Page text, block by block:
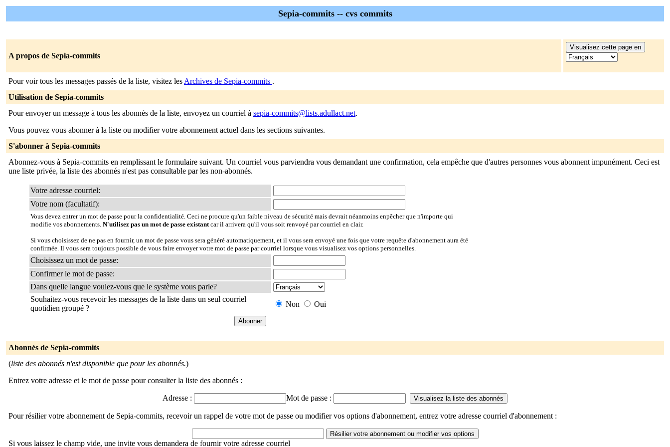
Sepia-commits -- cvs commits
A propos de Sepia-commits
Pour voir tous les messages passés de la liste, visitez les Archives de Sepia-commits .
Utilisation de Sepia-commits
Pour envoyer un message à tous les abonnés de la liste, envoyez un courriel à sepia-commits@lists.adullact.net.
Vous pouvez vous abonner à la liste ou modifier votre abonnement actuel dans les sections suivantes.
S'abonner à Sepia-commits
Abonnez-vous à Sepia-commits en remplissant le formulaire suivant. Un courriel vous parviendra vous demandant une confirmation, cela empêche que d'autres personnes vous abonnent impunément. Ceci est
une liste privée, la liste des abonnés n'est pas consultable par les non-abonnés.
Votre adresse courriel:
Votre nom (facultatif):
Vous devez entrer un mot de passe pour la confidentialité. Ceci ne procure qu'un faible niveau de sécurité mais devrait néanmoins enpêcher que n'importe qui
modifie vos abonnements. N'utilisez pas un mot de passe existantcar il arrivera qu'il vous soit renvoyé par courriel en clair.
Si vous choisissez de ne pas en fournir, un mot de passe vous sera généré automatiquement, et il vous sera envoyé une fois que votre requête d'abonnement aura été
confirmée. Il vous sera toujours possible de vous faire envoyer votre mot de passe par courriel lorsque vous visualisez vos options personnelles.
Choisissez un mot de passe:
Confirmer le mot de passe:
Dans quelle langue voulez-vous que le système vous parle?
Souhaitez-vous recevoir les messages de la liste dans un seul courriel
quotidien groupé ?
Non Oui
Abonnés de Sepia-commits
(liste des abonnés n'est disponible que pour les abonnés.)
Entrez votre adresse et le mot de passe pour consulter la liste des abonnés :
Adresse : Mot de passe :
Pour résilier votre abonnement de Sepia-commits, recevoir un rappel de votre mot de passe ou modifier vos options d'abonnement, entrez votre adresse courriel d'abonnement :
Si vous laissez le champ vide, une invite vous demandera de fournir votre adresse courriel